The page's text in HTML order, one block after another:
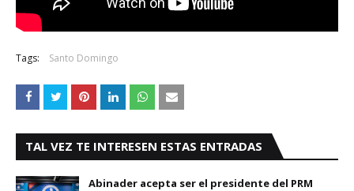
Tags: Santo Domingo
TAL VEZ TE INTERESEN ESTAS ENTRADAS
Abinader acepta ser el presidente del PRM